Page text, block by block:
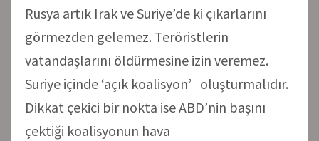
Rusya artık Irak ve Suriye’de ki çıkarlarını
görmezden gelemez. Teröristlerin
vatandaşlarını öldürmesine izin veremez.
Suriye içinde ‘açık koalisyon’ oluşturmalıdır.
Dikkat çekici bir nokta ise ABD’nin başını
çektiği koalisyonun hava